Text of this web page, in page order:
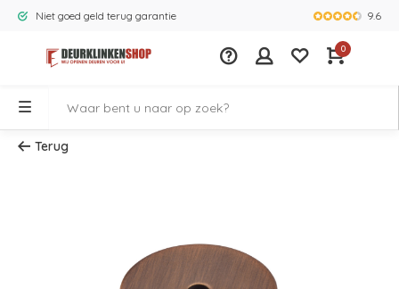
Niet goed geld terug garantie Grootste
9.6
0
Terug